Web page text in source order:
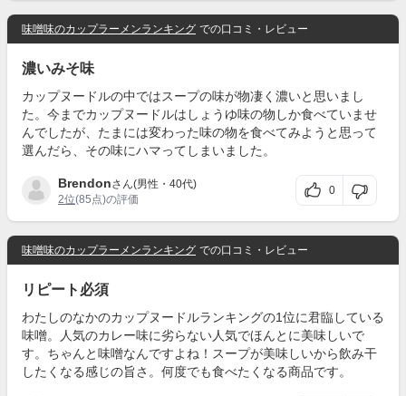
味噌味のカップラーメンランキング での口コミ・レビュー
濃いみそ味
カップヌードルの中ではスープの味が物凄く濃いと思いまし
た。今までカップヌードルはしょうゆ味の物しか食べていませ
んでしたが、たまには変わった味の物を食べてみようと思って
選んだら、その味にハマってしまいました。
Brendonさん(男性・40代)
2位(85点)の評価
0
味噌味のカップラーメンランキング での口コミ・レビュー
リピート必須
わたしのなかのカップヌードルランキングの1位に君臨している
味噌。人気のカレー味に劣らない人気でほんとに美味しいで
す。ちゃんと味噌なんですよね！スープが美味しいから飲み干
したくなる感じの旨さ。何度でも食べたくなる商品です。